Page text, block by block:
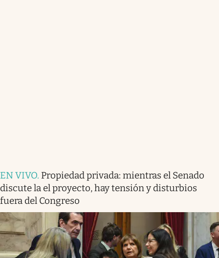
EN VIVO. Propiedad privada: mientras el Senado
discute la el proyecto, hay tensión y disturbios
fuera del Congreso